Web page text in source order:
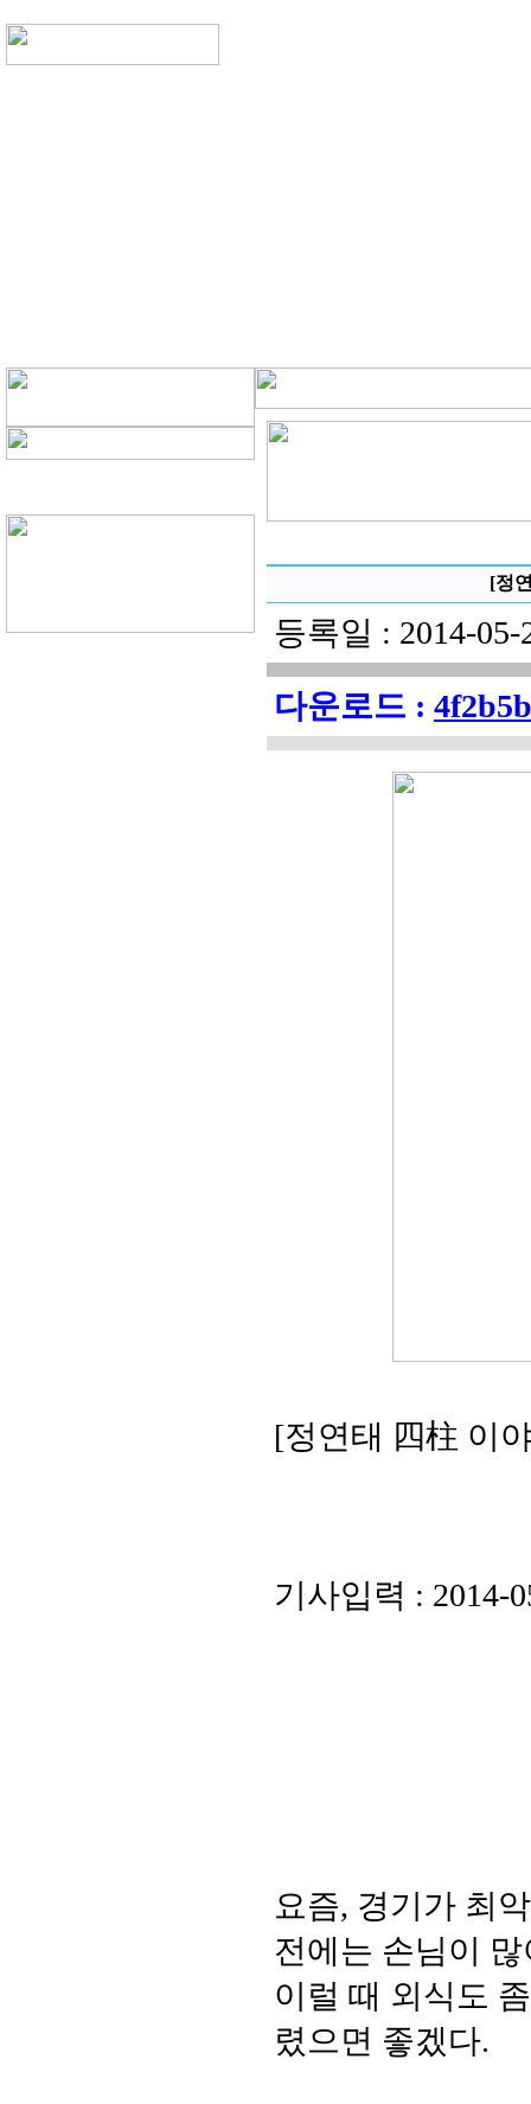
[정
등록일 : 2014-
다운로드 :
[정연태 四柱 이
기사입력 : 2014-
요즘, 경기가 최
전에는 손님이
이럴 때 외식도
렸으면 좋겠다.